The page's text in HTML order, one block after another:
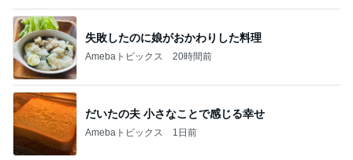
失敗したのに娘がおかわりした料理
Amebaトピックス 20時間前
だいたの夫 小さなことで感じる幸せ
Amebaトピックス 1日前